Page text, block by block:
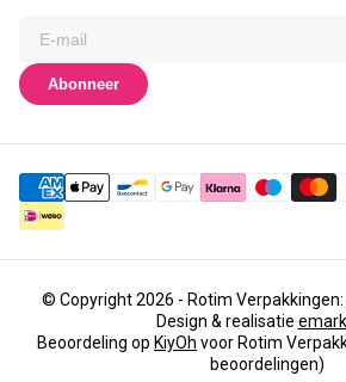
Abonneer
© Copyright 2026 - Rotim Verpakkingen:
Design & realisatie
Beoordeling op KiyOh voor Rotim
beoordelingen)